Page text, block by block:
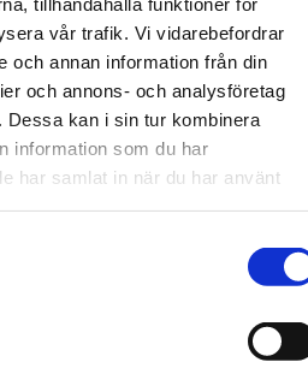
vår trafik. Vi vidarebefordrar
och annan information från din
och annons- och analysföretag
kan i sin tur kombinera
information som du har
har samlat in när du har använt
eller segment
segment spiller över